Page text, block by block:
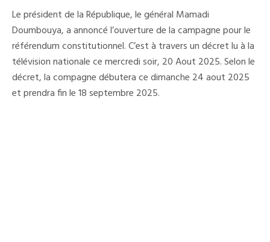
21
Septembre
2025:
La
Date
De
L’ouverture
De
La
Campagne
Le président de la République, le général Mamadi
Doumbouya, a annoncé l’ouverture de la campagne pour le
référendum constitutionnel. C’est à travers un décret lu à la
télévision nationale ce mercredi soir, 20 Aout 2025. Selon le
décret, la compagne débutera ce dimanche 24 aout 2025
et prendra fin le 18 septembre 2025.